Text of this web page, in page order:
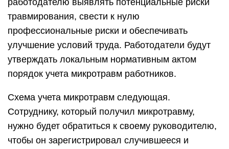
работодателю выявлять потенциальные риски
травмирования, свести к нулю
профессиональные риски и обеспечивать
улучшение условий труда. Работодатели будут
утверждать локальным нормативным актом
порядок учета микротравм работников.
Схема учета микротравм следующая.
Сотруднику, который получил микротравму,
нужно будет обратиться к своему руководителю,
чтобы он зарегистрировал случившееся и